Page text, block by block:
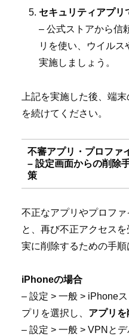
セキュリティアプリ
– 公式ストアから信
リを使い、ウイル
実施しましょう。
上記を実施した後、端
を続けてください。
不審アプリ・プロファ
– 設定画面からの削除
策
不正なアプリやプロフ
と、再び不正アクセス
実に削除するための手順
iPhoneの場合
– 設定 > 一般 > iPhone
プリを選択し、 アプリを
– 設定 > 一般 > VPNと